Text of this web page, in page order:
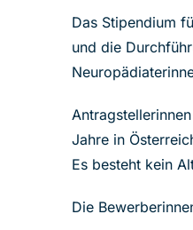
Das Stipendium
und die
Jahre in
Es besteht kein
Die